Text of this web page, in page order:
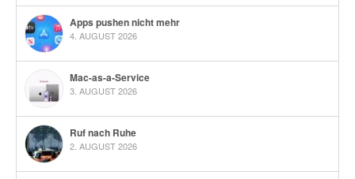
Apps pushen nicht mehr
4. AUGUST 2026
Mac-as-a-Service
3. AUGUST 2026
Ruf nach Ruhe
2. AUGUST 2026